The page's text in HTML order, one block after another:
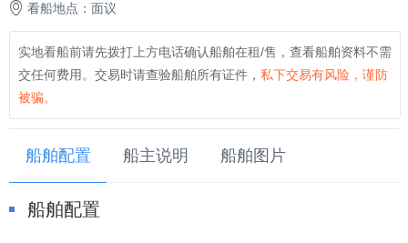
看船地点：面议
实地看船前请先拨打上方电话确认船舶在租/售，查看船舶资料不需
交任何费用。交易时请查验船舶所有证件， 私下交易有风险，谨防
被骗。
船舶配置 船主说明 船舶图片
船舶配置